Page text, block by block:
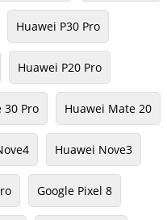
Huawei P30 Pro
Huawei P20 Pro
30 Pro Huawei Mate 20
Huawei Nove3
Google Pixel 8